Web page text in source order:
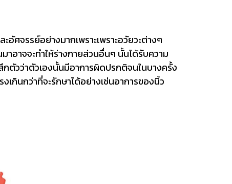
ศจรรย์อย่างมากเพราะเพราะอวัยวะต่างๆ
อาจจะทำให้ร่างกายส่วนอื่นๆ นั้นได้รับความ
กตัวว่าตัวเองนั้นมีอาการผิดปรกติจนในบางครั้ง
กินกว่าที่จะรักษาได้อย่างเช่นอาการของนิ้ว